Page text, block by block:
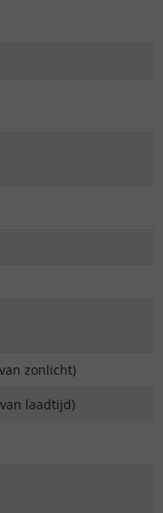
zonlicht)
laadtijd)